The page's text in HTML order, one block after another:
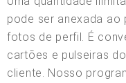
pode ser anexada ao
fotos de perfil. É
cartões e pulseiras
cliente. Nosso